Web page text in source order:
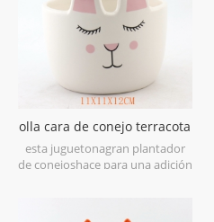
olla cara de conejo terracota
más popular
esta juguetonagran plantador
de conejoshace para una adición